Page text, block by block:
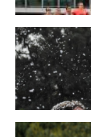
22/05/2026
LAS LEONAS
En junio, el
League 2025-26 en
18/05/2026
SE DEFINIERON LOS